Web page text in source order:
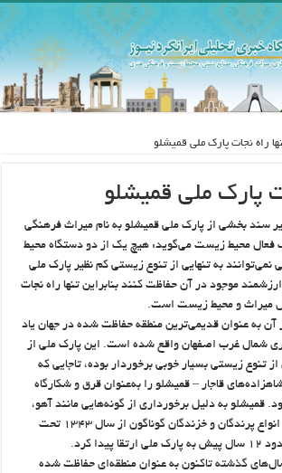
راه نجات پارک ملی قمیشلو
پارک ملی قمیشلو
سند بخشی از پارک ملی قمیشلو به نام میراث فرهنگی
محیط زیست می‌گوید: هیچ یک از دو دستگاه محیط
به تنهایی از تنوع زیستی کم‌ نظیر پارک ملی
موجود در آن حفاظت کنند بنابراین تنها راه نجات
میراث و محیط زیست است.
آن به عنوان قدیمی‌ترین منطقه حفاظت شده در جهان یاد
۴۵ کیلومتری شمال غرب اصفهان واقع شده‌ است. این پارک ملی از
تنوع زیستی بسیار خوبی برخوردار بوده، تاجایی که
قاجار – قمیشلو را به‌عنوان قرق و شکارگاه
قمیشلو به دلیل برخورداری از گونه‌هایی مانند آهو،
قوچ و میش، کل و بز و انواع پرندگان و خزندگان گوناگون از سال ۱۳۴۳ تحت
کرد.
گذشته تاکنون به عنوان منطقه‌ای حفاظت شده